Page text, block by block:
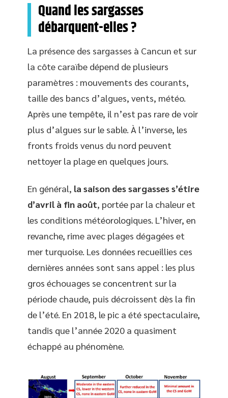
Quand les sargasses
débarquent-elles ?
La présence des sargasses à Cancun et sur
la côte caraïbe dépend de plusieurs
paramètres : mouvements des courants,
taille des bancs d’algues, vents, météo.
Après une tempête, il n’est pas rare de voir
plus d’algues sur le sable. À l’inverse, les
fronts froids venus du nord peuvent
nettoyer la plage en quelques jours.
En général, la saison des sargasses s’étire
d’avril à fin août, portée par la chaleur et
les conditions météorologiques. L’hiver, en
revanche, rime avec plages dégagées et
mer turquoise. Les données recueillies ces
dernières années sont sans appel : les plus
gros échouages se concentrent sur la
période chaude, puis décroissent dès la fin
de l’été. En 2018, le pic a été spectaculaire,
tandis que l’année 2020 a quasiment
échappé au phénomène.